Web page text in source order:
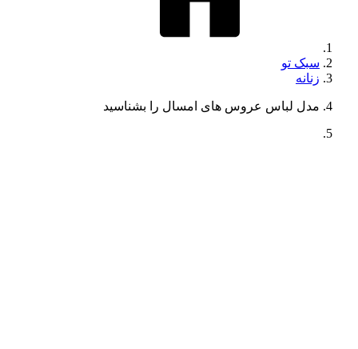
سبک تو
زنانه
مدل لباس عروس های امسال را بشناسید